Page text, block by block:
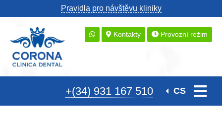
Pravidla pro návštěvu kliniky
Kontakty Provozní režim
+(34) 931 167 510 CS